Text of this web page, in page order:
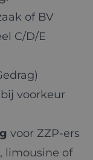
of BV
C/D/E
voorkeur
voor ZZP-ers
limousine of